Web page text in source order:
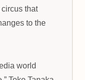
that
to the
world